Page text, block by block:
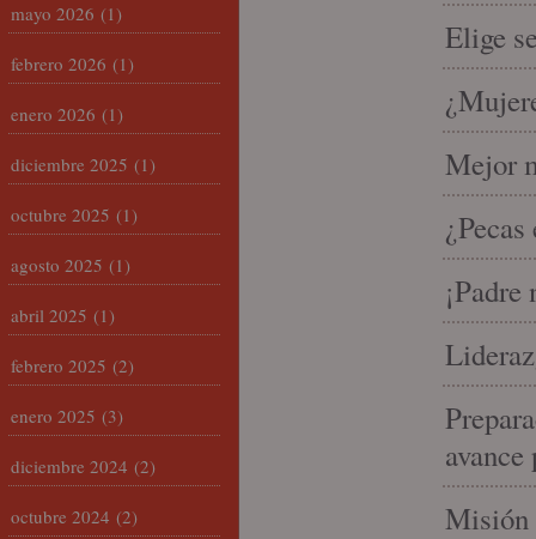
Elige
Mejor
Misión
mayo 2026 (1)
febrero 2026 (1)
enero 2026 (1)
diciembre 2025 (1)
octubre 2025 (1)
agosto 2025 (1)
abril 2025 (1)
febrero 2025 (2)
enero 2025 (3)
diciembre 2024 (2)
octubre 2024 (2)